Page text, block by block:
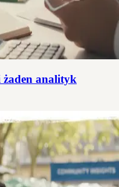
żaden analityk